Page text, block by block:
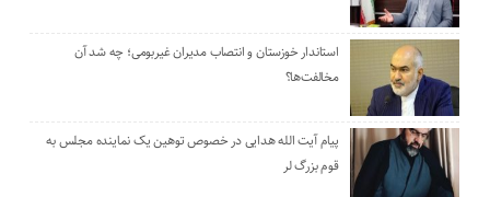
استاندار خوزستان و انتصاب مدیران غیربومی؛ چه شد آن
مخالفت‌ها؟
پیام آیت الله هدایی در خصوص توهین یک نماینده مجلس به
قوم بزرگ لر